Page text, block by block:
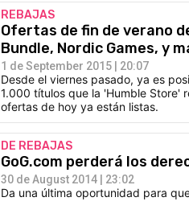
REBAJAS
Ofertas de fin de verano
Bundle, Nordic Games, y
1 de September 2015 | 20:07
Desde el viernes pasado, ya es
1.000 títulos que la 'Humble Store'
ofertas de hoy ya están listas.
DE REBAJAS
GoG.com perderá los
30 de August 2014 | 23:02
Da una última oportunidad para